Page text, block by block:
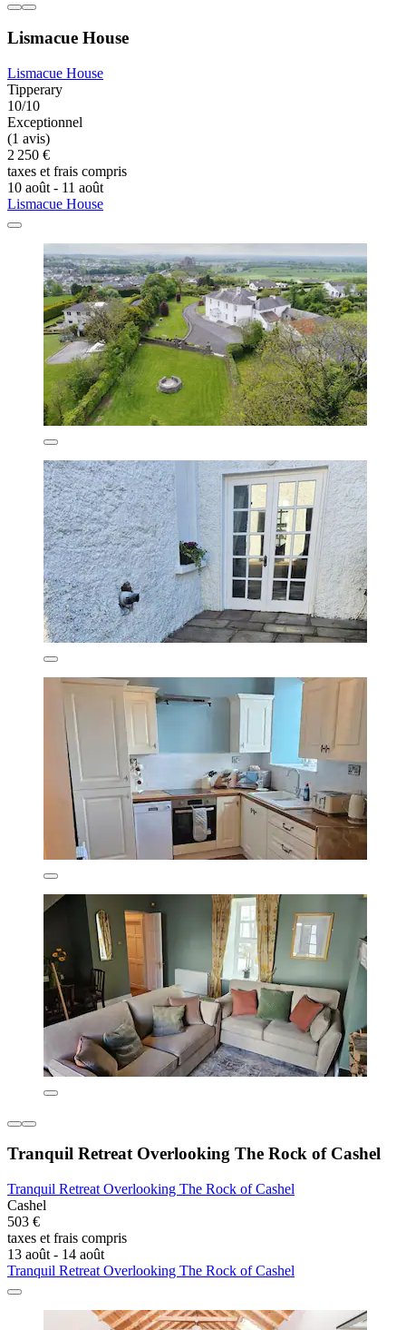
Lismacue House
Lismacue House
Tipperary
10/10
Exceptionnel
(1 avis)
2 250 €
taxes et frais compris
10 août - 11 août
Lismacue House
Tranquil Retreat Overlooking The Rock of Cashel
Tranquil Retreat Overlooking The Rock of Cashel
Cashel
503 €
taxes et frais compris
13 août - 14 août
Tranquil Retreat Overlooking The Rock of Cashel